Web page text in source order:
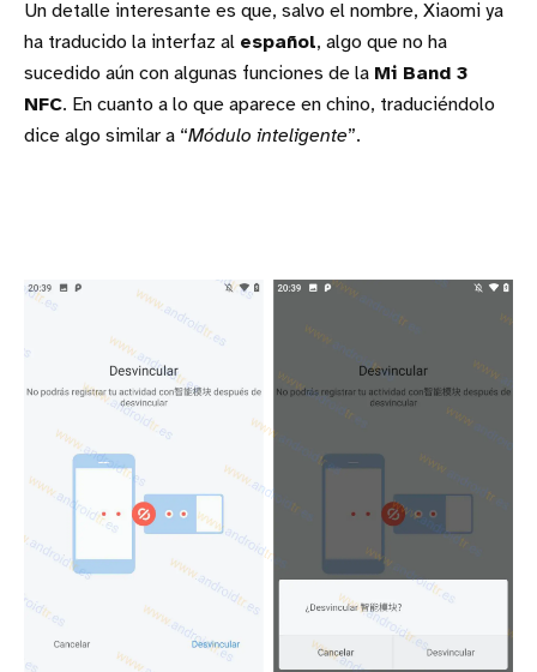
Un detalle interesante es que, salvo el nombre, Xiaomi ya
ha traducido la interfaz al español, algo que no ha
sucedido aún con algunas funciones de la Mi Band 3
NFC. En cuanto a lo que aparece en chino, traduciéndolo
dice algo similar a “Módulo inteligente”.